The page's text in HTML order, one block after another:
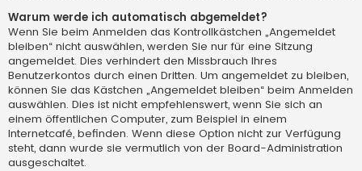
Warum werde ich automatisch abgemeldet?
Wenn Sie beim Anmelden das Kontrollkästchen „Angemeldet
bleiben“ nicht auswählen, werden Sie nur für eine Sitzung
angemeldet. Dies verhindert den Missbrauch Ihres
Benutzerkontos durch einen Dritten. Um angemeldet zu bleiben,
können Sie das Kästchen „Angemeldet bleiben“ beim Anmelden
auswählen. Dies ist nicht empfehlenswert, wenn Sie sich an
einem öffentlichen Computer, zum Beispiel in einem
Internetcafé, befinden. Wenn diese Option nicht zur Verfügung
steht, dann wurde sie vermutlich von der Board-Administration
ausgeschaltet.